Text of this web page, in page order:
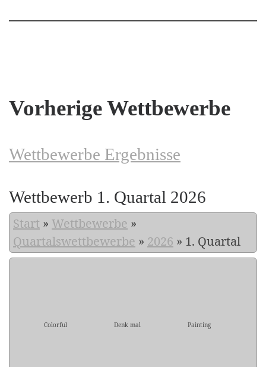
Vorherige Wettbewerbe
Wettbewerbe Ergebnisse
Wettbewerb 1. Quartal 2026
Start » Wettbewerbe »
Quartalswettbewerbe » 2026 » 1. Quartal
Colorful Denk mal Painting